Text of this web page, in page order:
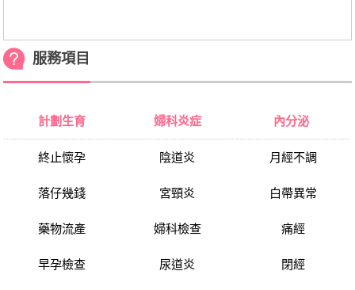
服務項目
計劃生育
終止懷孕
落仔幾錢
藥物流產
早孕檢查
婦科炎症
陰道炎
宮頸炎
婦科檢查
尿道炎
內分泌
月經不調
白帶異常
痛經
閉經